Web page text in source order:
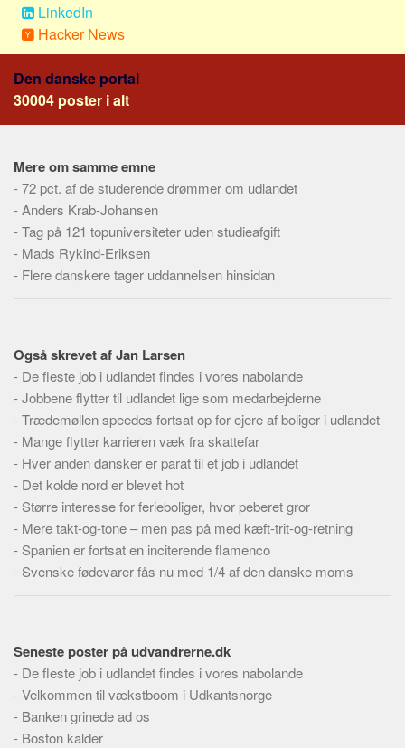
Social sikring og sundhed
Transport
Alle
Økonomi
Jura og regler
Skatter og afgifter
Statistik
Meta
Dokumenttyper
Emner
Skribenter
Personer
Kilder
Om
Redigering
Tekstannoncer
Bannere
Hjælp
LinkedIn
Hacker News
Den danske portal
30004 poster i alt
Mere om samme emne
-72 pct. af de studerende drømmer om udlandet
-Anders Krab-Johansen
-Tag på 121 topuniversiteter uden studieafgift
- Mads Rykind-Eriksen
- Flere danskere tager uddannelsen hinsidan
Også skrevet af Jan Larsen
- De fleste job i udlandet findes i vores nabolande
-Jobbene flytter til udlandet lige som medarbejderne
-Trædemøllen speedes fortsat op for ejere af boliger i udlandet
- Mange flytter karrieren væk fra skattefar
- Hver anden dansker er parat til et job i udlandet
- Det kolde nord er blevet hot
- Større interesse for ferieboliger, hvor peberet gror
- Mere takt-og-tone – men pas på med kæft-trit-og-retning
- Spanien er fortsat en inciterende flamenco
- Svenske fødevarer fås nu med 1/4 af den danske moms
Seneste poster på udvandrerne.dk
- De fleste job i udlandet findes i vores nabolande
-Velkommen til vækstboom i Udkantsnorge
- Banken grinede ad os
- Boston kalder